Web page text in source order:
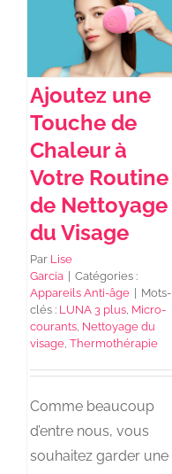
NEWS DE FOREO
SKINCARE
SANTÉ & BIEN-ÊTRE
BEAUTÉ
À PROPOS
CONTACT
Ajoutez une
Touche de
Chaleur à
Votre Routine
de Nettoyage
du Visage
Par Lise
Garcia
Catégories :
Appareils Anti-âge
Mots-
clés : LUNA 3 plus Micro-
courants Nettoyage du
visage ,Thermothérapie
Comme beaucoup
d’entre nous, vous
souhaitez garder une